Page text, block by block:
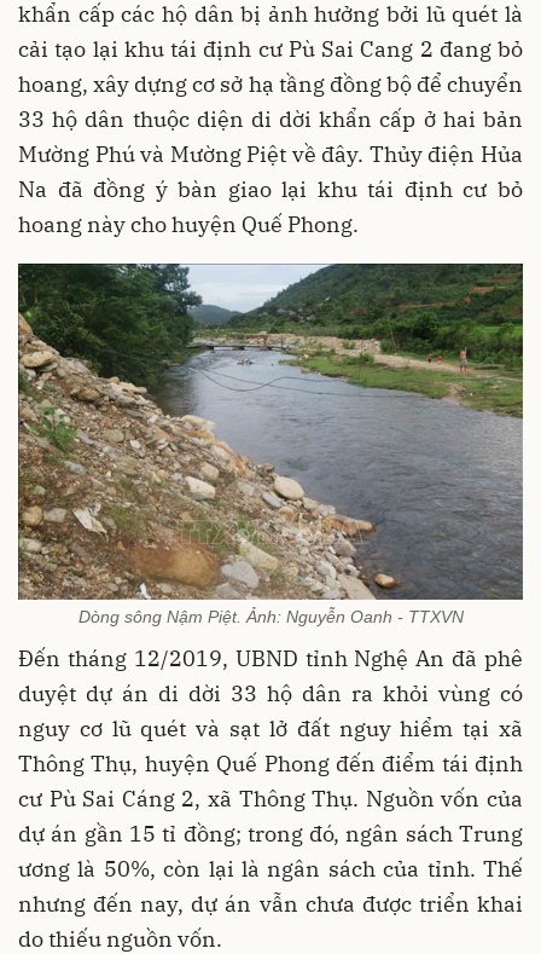
khẩn cấp các hộ dân bị ảnh hưởng bởi lũ quét là
cải tạo lại khu tái định cư Pù Sai Cang 2 đang bỏ
hoang, xây dựng cơ sở hạ tầng đồng bộ để chuyển
33 hộ dân thuộc diện di dời khẩn cấp ở hai bản
Mường Phú và Mường Piệt về đây. Thủy điện Hủa
Na đã đồng ý bàn giao lại khu tái định cư bỏ
hoang này cho huyện Quế Phong.
Dòng sông Nậm Piệt. Ảnh: Nguyễn Oanh - TTXVN
Đến tháng 12/2019, UBND tỉnh Nghệ An đã phê
duyệt dự án di dời 33 hộ dân ra khỏi vùng có
nguy cơ lũ quét và sạt lở đất nguy hiểm tại xã
Thông Thụ, huyện Quế Phong đến điểm tái định
cư Pù Sai Cáng 2, xã Thông Thụ. Nguồn vốn của
dự án gần 15 tỉ đồng; trong đó, ngân sách Trung
ương là 50%, còn lại là ngân sách của tỉnh. Thế
nhưng đến nay, dự án vẫn chưa được triển khai
do thiếu nguồn vốn.